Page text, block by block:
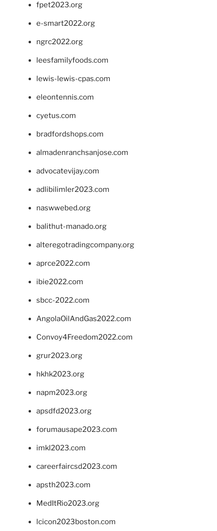
fpet2023.org
e-smart2022.org
ngrc2022.org
leesfamilyfoods.com
lewis-lewis-cpas.com
eleontennis.com
cyetus.com
bradfordshops.com
almadenranchsanjose.com
advocatevijay.com
adlibilimler2023.com
naswwebed.org
balithut-manado.org
alteregotradingcompany.org
aprce2022.com
ibie2022.com
sbcc-2022.com
AngolaOilAndGas2022.com
Convoy4Freedom2022.com
grur2023.org
hkhk2023.org
napm2023.org
apsdfd2023.org
forumausape2023.com
imkl2023.com
careerfaircsd2023.com
apsth2023.com
MedItRio2023.org
lcicon2023boston.com